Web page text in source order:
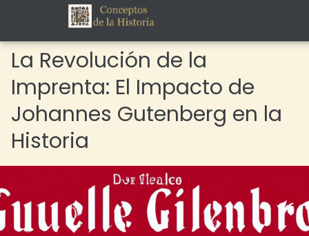
La Revolución de la
Imprenta: El Impacto de
Johannes Gutenberg en la
Historia